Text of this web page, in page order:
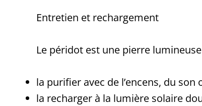
Entretien et rechargement
Le péridot est une pierre
la purifier avec de l’encens, du son
la recharger à la lumière solaire